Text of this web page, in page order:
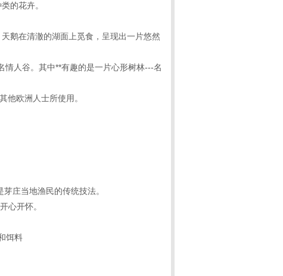
的花卉。
鹅在清澈的湖面上觅食，呈现出一片悠然
人谷。其中**有趣的是一片心形树林---名
他欧洲人士所使用。
庄当地渔民的传统技法。
心开怀。
饵料